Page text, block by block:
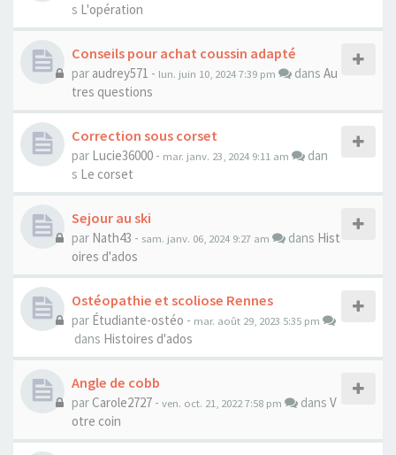
s L'opération
Conseils pour achat coussin adapté
par audrey571 - lun. juin 10, 2024 7:39 pm dans Au
tres questions
Correction sous corset
par Lucie36000 - mar. janv. 23, 2024 9:11 am
dan
s Le corset
Sejour au ski
par Nath43 - sam. janv. 06, 2024 9:27 am dans Hist
oires d'ados
Ostéopathie et scoliose Rennes
par Étudiante-ostéo - mar. août 29, 2023 5:35 pm
dans Histoires d'ados
Angle de cobb
par Carole2727 - ven. oct. 21, 2022 7:58 pm dans V
otre coin